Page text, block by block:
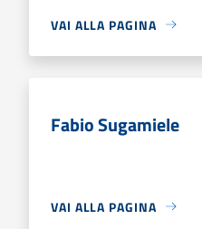
VAI ALLA PAGINA
Fabio Sugamiele
VAI ALLA PAGINA